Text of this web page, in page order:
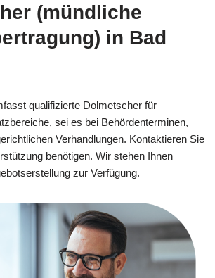
(mündliche
in Bad
qualifizierte Dolmetscher für
sei es bei Behördenterminen,
Verhandlungen. Kontaktieren Sie
benötigen. Wir stehen Ihnen
zur Verfügung.